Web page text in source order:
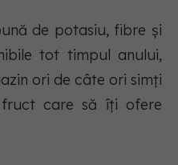
de potasiu, fibre și
tot timpul anului,
ori de câte ori simți
care să îți ofere